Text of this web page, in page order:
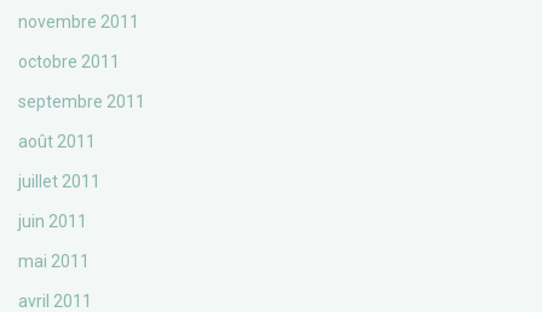
novembre 2011
octobre 2011
septembre 2011
août 2011
juillet 2011
juin 2011
mai 2011
avril 2011